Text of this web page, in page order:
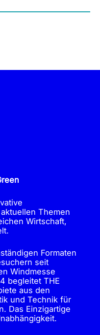
Themen
Wirtschaft,
Formaten
seit
Windmesse
begleitet THE
aus den
und Technik für
Das Einzigartige